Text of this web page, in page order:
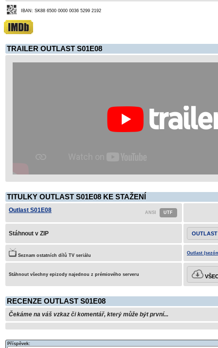
IBAN: SK88 6500 0000 0036 5299 2192
TRAILER OUTLAST S01E08
TITULKY OUTLAST S01E08 KE STAŽENÍ
Outlast S01E08
Stáhnout v ZIP OUTLAST
Seznam ostatních dílů TV seriálu Outlast
Stáhnout všechny epizody najednou z prémiového serveru
RECENZE OUTLAST S01E08
Čekáme na váš vzkaz či komentář, který může být první...
Příspěvek: